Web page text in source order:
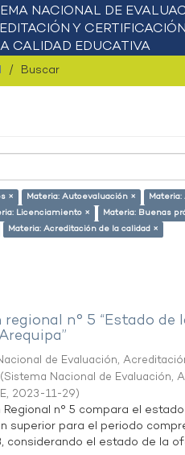
Buscar
× Materia: Autoevaluación ×
Licenciamiento × Materia: Buenas
Materia: Acreditación de la calidad ×
n° 5 “Estado
de Evaluación,
(Sistema Nacional de Evaluación,
, 2023-11-29)
Regional n° 5 compara el
superior para el periodo
considerando el estado de la